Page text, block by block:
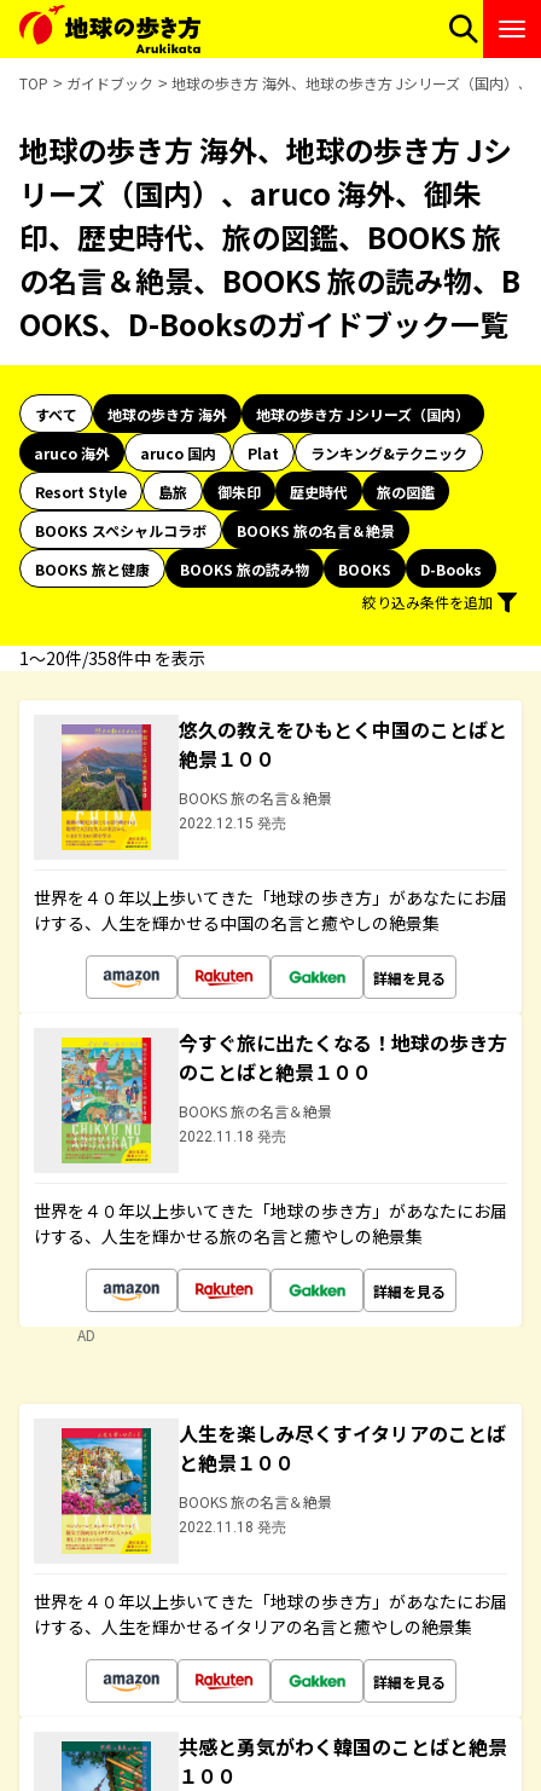
TOP ガイドブック 地球の歩き方 海外、地球の歩き方 Jシリーズ（国内）
地球の歩き方 海外、地球の歩き方 Jシ
リーズ（国内）、aruco 海外、御朱
印、歴史時代、旅の図鑑、BOOKS 旅
の名言＆絶景、BOOKS 旅の読み物、B
OOKS、D-Booksのガイドブック一覧
すべて 地球の歩き方 海外
地球の歩き方 Jシリーズ（国内）
aruco 海外
aruco 国内 Plat
ランキング&テクニック
Resort Style
島旅 御朱印 歴史時代
旅の図鑑
BOOKS スペシャルコラボ
BOOKS 旅の名言＆絶景
BOOKS 旅と健康
BOOKS 旅の読み物 BOOKS
D-Books
絞り込み条件を追加
1〜20件/358件中 を表示
悠久の教えをひもとく中国のことばと
絶景１００
BOOKS 旅の名言＆絶景
2022.12.15 発売
世界を４０年以上歩いてきた「地球の歩き方」があなたにお届
けする、人生を輝かせる中国の名言と癒やしの絶景集
詳細を見る
今すぐ旅に出たくなる！地球の歩き方
のことばと絶景１００
BOOKS 旅の名言＆絶景
2022.11.18 発売
世界を４０年以上歩いてきた「地球の歩き方」があなたにお届
けする、人生を輝かせる旅の名言と癒やしの絶景集
詳細を見る
AD
人生を楽しみ尽くすイタリアのことば
と絶景１００
BOOKS 旅の名言＆絶景
2022.11.18 発売
世界を４０年以上歩いてきた「地球の歩き方」があなたにお届
けする、人生を輝かせるイタリアの名言と癒やしの絶景集
詳細を見る
共感と勇気がわく韓国のことばと絶景
１００